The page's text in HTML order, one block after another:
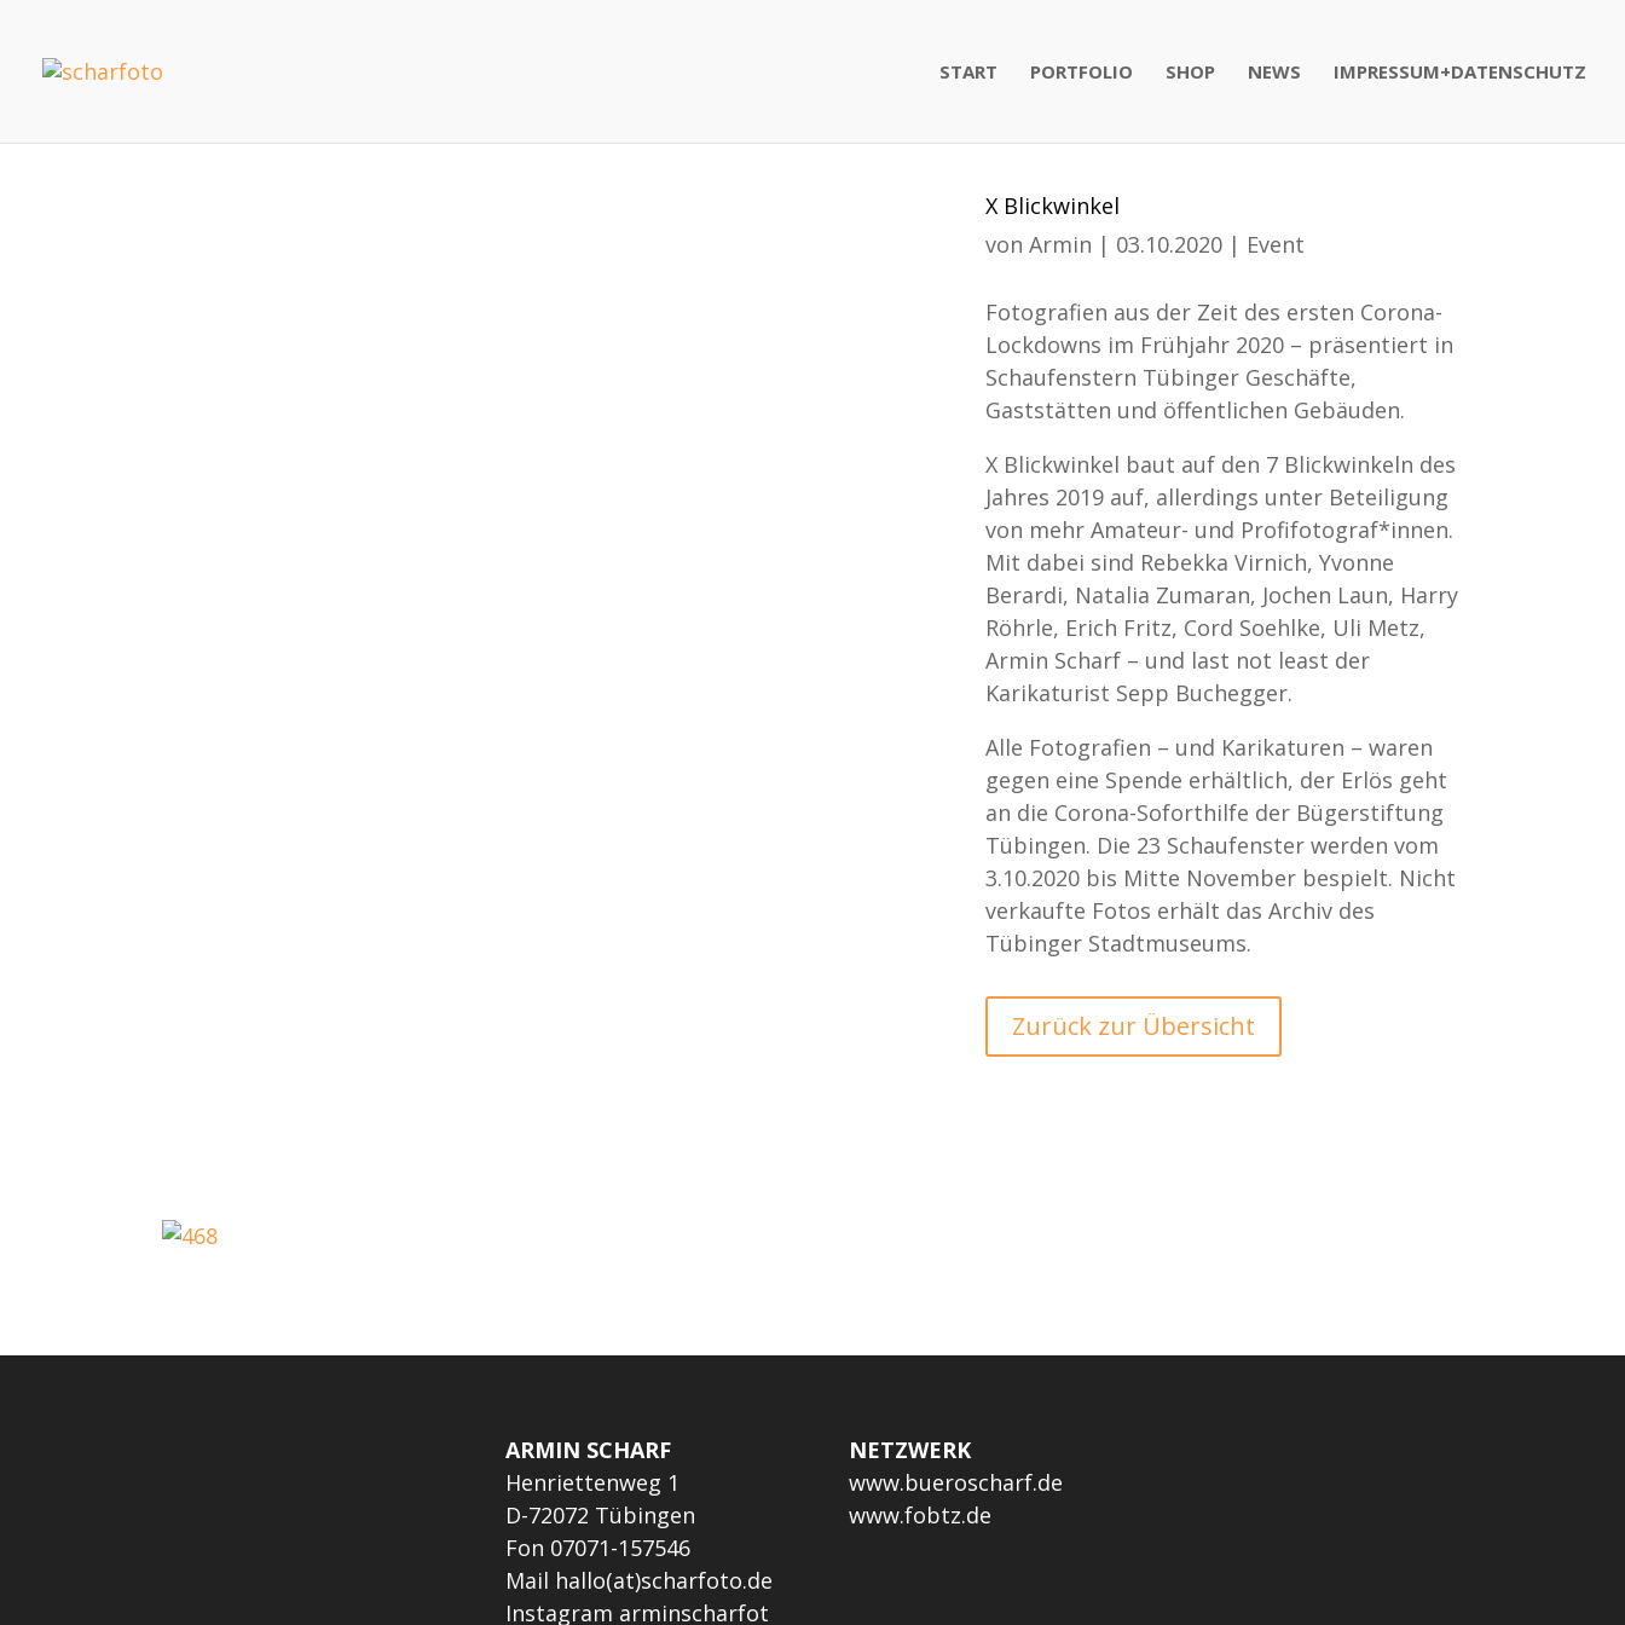
START PORTFOLIO SHOP NEWS IMPRESSUM+DATENSCHUTZ
X Blickwinkel
von Armin | 03.10.2020| Event
Fotografien aus der Zeit des ersten Corona-
Lockdowns im Frühjahr 2020 – präsentiert in
Schaufenstern Tübinger Geschäfte,
Gaststätten und öffentlichen Gebäuden.
X Blickwinkel baut auf den 7 Blickwinkeln des
Jahres 2019 auf, allerdings unter Beteiligung
von mehr Amateur- und Profifotograf*innen.
Mit dabei sind Rebekka Virnich, Yvonne
Berardi, Natalia Zumaran, Jochen Laun, Harry
Röhrle, Erich Fritz, Cord Soehlke, Uli Metz,
Armin Scharf – und last not least der
Karikaturist Sepp Buchegger.
Alle Fotografien – und Karikaturen – waren
gegen eine Spende erhältlich, der Erlös geht
an die Corona-Soforthilfe der Bügerstiftung
Tübingen. Die 23 Schaufenster werden vom
3.10.2020 bis Mitte November bespielt. Nicht
verkaufte Fotos erhält das Archiv des
Tübinger Stadtmuseums.
Zurück zur Übersicht
ARMIN SCHARF
Henriettenweg 1
D-72072 Tübingen
Fon 07071-157546
Mail hallo(at)scharfoto.de
Instagram arminscharfot
NETZWERK
www.bueroscharf.de
www.fobtz.de